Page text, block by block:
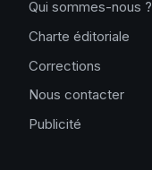
Qui sommes-nous ?
Charte éditoriale
Corrections
Nous contacter
Publicité